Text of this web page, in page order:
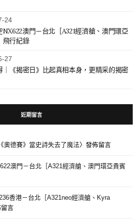
24
NX622澳門－台北［A321經濟艙、澳門環亞
飛行紀錄
27
｜《揭密日》比起真相本身，更精采的揭密
近期留言
奧德賽》當史詩失去了魔法〉發佈留言
澳門－台北［A321經濟艙、澳門環亞貴賓
香港－台北［A321neo經濟艙、Kyra
言